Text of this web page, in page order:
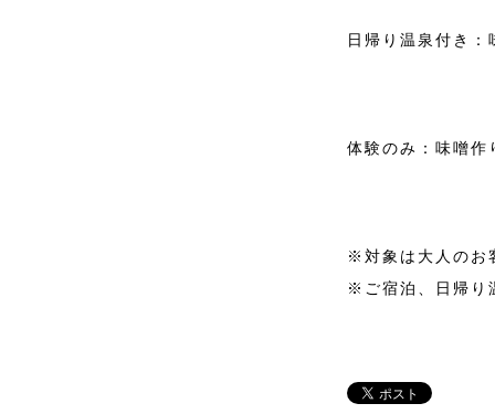
日帰り温泉付き
体験のみ：味噌
※対象は大人のお
※ご宿泊、日帰り